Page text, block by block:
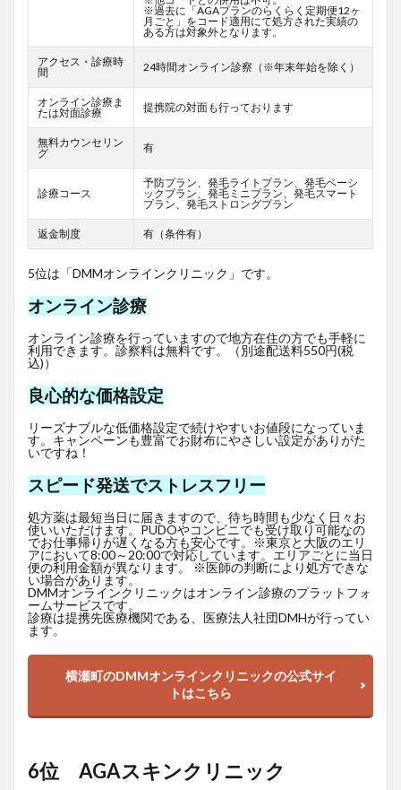
※過去に「AGAプランのらくらく定期便12ヶ
月ごと」をコード適用にて処方された実績の
ある方は対象外となります。
アクセス・診療時
間
24時間オンライン診察（※年末年始を除く）
オンライン診療ま
たは対面診療
提携院の対面も行っております
無料カウンセリン
グ
有
診療コース
予防プラン、発毛ライトプラン、発毛ベーシ
ックプラン、発毛ミニプラン、発毛スマート
プラン、発毛ストロングプラン
返金制度 有（条件有）
5位は「DMMオンラインクリニック」です。
オンライン診療
オンライン診療を行っていますので地方在住の方でも手軽に
利用できます。診察料は無料です。（別途配送料550円(税
込)）
良心的な価格設定
リーズナブルな低価格設定で続けやすいお値段になっていま
す。キャンペーンも豊富でお財布にやさしい設定がありがた
いですね！
スピード発送でストレスフリー
処方薬は最短当日に届きますので、待ち時間も少なく日々お
使いいただけます。PUDOやコンビニでも受け取り可能なの
でお仕事帰りが遅くなる方も安心です。※東京と大阪のエリ
アにおいて8:00～20:00で対応しています。エリアごとに当日
便の利用金額が異なります。 ※医師の判断により処方できな
い場合があります。
DMMオンラインクリニックはオンライン診療のプラットフォ
ームサービスです。
診療は提携先医療機関である、医療法人社団DMHが行ってい
ます。
横瀬町のDMMオンラインクリニックの公式サイ
トはこちら
6位 AGAスキンクリニック